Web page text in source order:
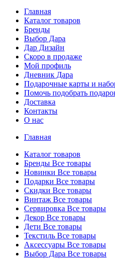
Главная
Каталог товаров
Бренды
Выбор Дара
Дар Дизайн
Скоро в продаже
Мой профиль
Дневник Дара
Подарочные карты и
Помочь подобрать
Доставка
Контакты
О нас
Главная
Каталог товаров
Бренды Все товары
Новинки Все товары
Подарки Все товары
Скидки Все товары
Винтаж Все товары
Сервировка Все товары
Декор Все товары
Дети Все товары
Текстиль Все товары
Аксессуары Все товары
Выбор Дара Все товары